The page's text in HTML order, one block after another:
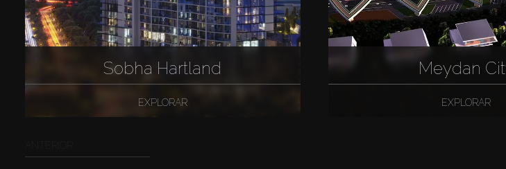
Sobha Hartland
EXPLORAR
Meydan
EXPLORAR